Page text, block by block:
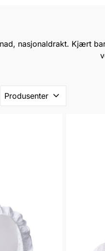
nasjonaldrakt. Kjært
Produsenter